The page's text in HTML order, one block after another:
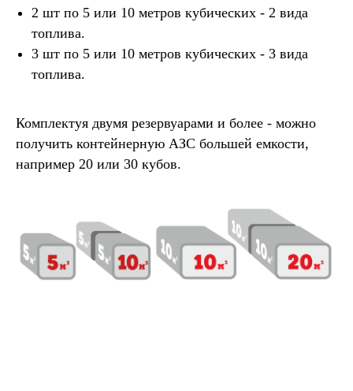
2 шт по 5 или 10 метров кубических - 2 вида
топлива.
3 шт по 5 или 10 метров кубических - 3 вида
топлива.
Комплектуя двумя резервуарами и более - можно
получить контейнерную АЗС большей емкости,
например 20 или 30 кубов.